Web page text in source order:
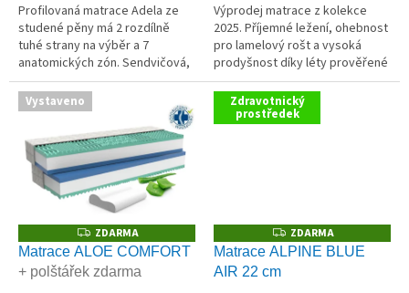
Profilovaná matrace Adela ze
studené pěny má 2 rozdílně
tuhé strany na výběr a 7
anatomických zón. Sendvičová,
pružná, pohodlná matrace s
nosností 120 kg a výškou 10 cm.
Výprodej matrace z kolekce
2025. Příjemné ležení, ohebnost
pro lamelový rošt a vysoká
prodyšnost díky léty prověřené
HR studené pěně s vysokou
gramáží a dlouhou životností. To
jsou výhody této...
Vystaveno
Z
D
A
R
ZDARMA
Matrace ALOE COMFORT
+ polštářek zdarma
Zdravotnický
prostředek
Z
D
A
ZDARMA
Matrace ALPINE BLUE
AIR 22 cm